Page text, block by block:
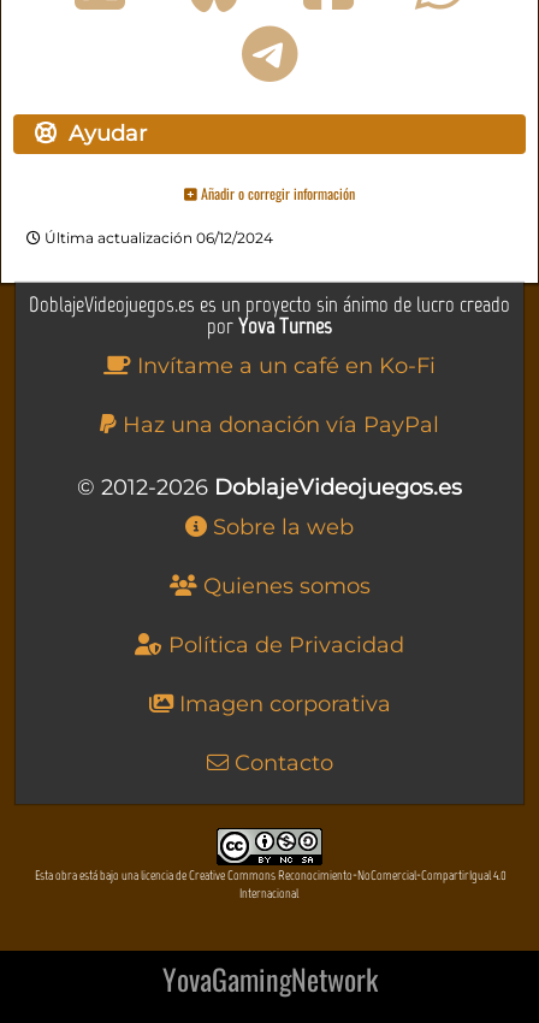
Ayudar
Añadir o corregir información
Última actualización 06/12/2024
DoblajeVideojuegos.es es un proyecto sin ánimo de lucro creado
porYova Turnes
Invítame a un café en Ko-Fi
Haz una donación vía PayPal
© 2012-2026 DoblajeVideojuegos.es
Sobre la web
Quienes somos
Política de Privacidad
Imagen corporativa
Contacto
Esta obra está bajo una licencia de Creative Commons Reconocimiento-NoComercial-CompartirIgual 4.0
Internacional
YovaGamingNetwork